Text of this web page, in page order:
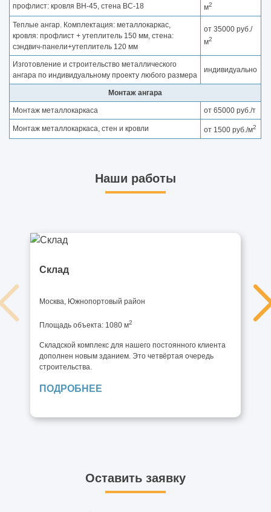
профлист: кровля ВН-45, стена ВС-18
м2
Теплые ангар. Комплектация: металлокаркас,
кровля: профлист + утеплитель 150 мм, стена:
сэндвич-панели+утеплитель 120 мм
от 35000 руб./
м2
Изготовление и строительство металлического
ангара по индивидуальному проекту любого размера
индивидуально
Монтаж ангара
Монтаж металлокаркаса от 65000 руб./т
Монтаж металлокаркаса, стен и кровли от 1500 руб./м2
Наши работы
Склад
Москва, Южнопортовый район
Площадь объекта: 1080 м2
Складской комплекс для нашего постоянного клиента
дополнен новым зданием. Это четвёртая очередь
строительства.
ПОДРОБНЕЕ
Оставить заявку